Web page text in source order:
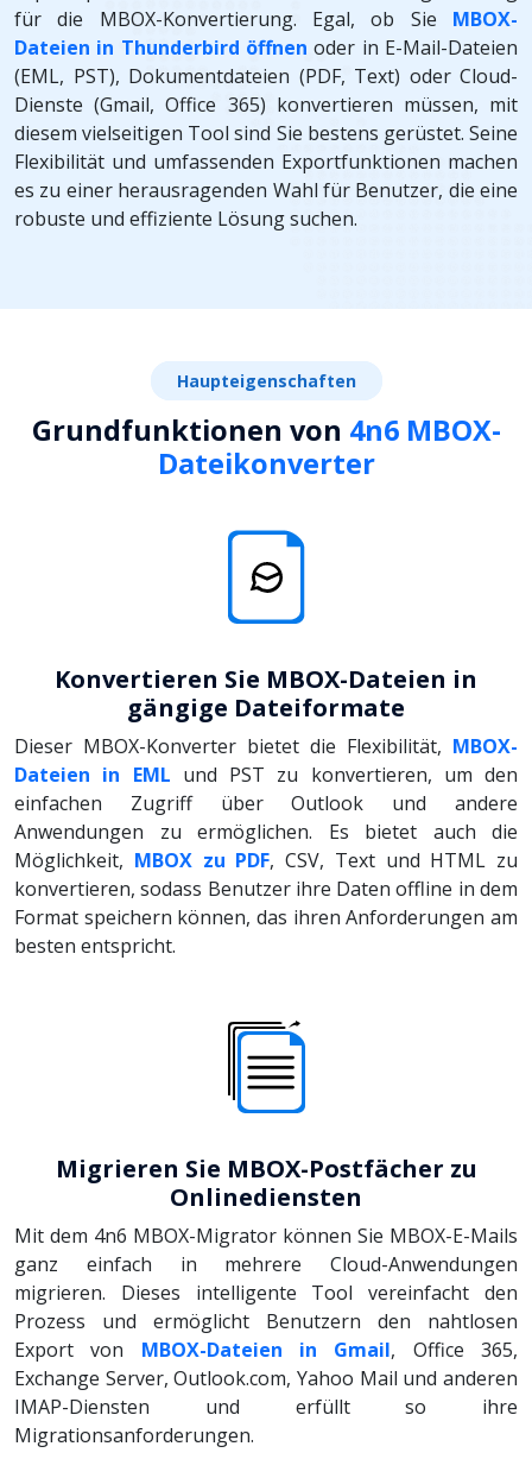
für die MBOX-Konvertierung. Egal, ob Sie MBOX-
Dateien in Thunderbird öffnen oder in E-Mail-Dateien
(EML, PST), Dokumentdateien (PDF, Text) oder Cloud-
Dienste (Gmail, Office 365) konvertieren müssen, mit
diesem vielseitigen Tool sind Sie bestens gerüstet. Seine
Flexibilität und umfassenden Exportfunktionen machen
es zu einer herausragenden Wahl für Benutzer, die eine
robuste und effiziente Lösung suchen.
Haupteigenschaften
Grundfunktionen von 4n6 MBOX-
Dateikonverter
Konvertieren Sie MBOX-Dateien in
gängige Dateiformate
Dieser MBOX-Konverter bietet die Flexibilität, MBOX-
Dateien in EML und PST zu konvertieren, um den
einfachen Zugriff über Outlook und andere
Anwendungen zu ermöglichen. Es bietet auch die
Möglichkeit, MBOX zu PDF, CSV, Text und HTML zu
konvertieren, sodass Benutzer ihre Daten offline in dem
Format speichern können, das ihren Anforderungen am
besten entspricht.
Migrieren Sie MBOX-Postfächer zu
Onlinediensten
Mit dem 4n6 MBOX-Migrator können Sie MBOX-E-Mails
ganz einfach in mehrere Cloud-Anwendungen
migrieren. Dieses intelligente Tool vereinfacht den
Prozess und ermöglicht Benutzern den nahtlosen
Export von MBOX-Dateien in Gmail, Office 365,
Exchange Server, Outlook.com, Yahoo Mail und anderen
IMAP-Diensten und erfüllt so ihre
Migrationsanforderungen.